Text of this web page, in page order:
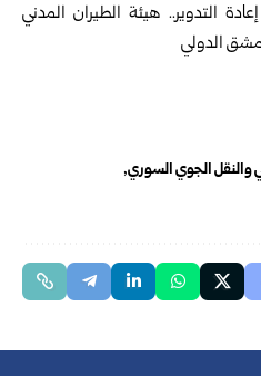
والنقل الجوي السوري